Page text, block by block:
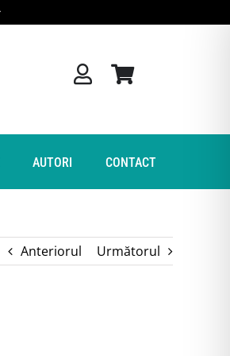
AUTORI CONTACT
Anteriorul Următorul